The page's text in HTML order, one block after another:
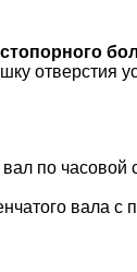
отверстия
по часовой
вала с